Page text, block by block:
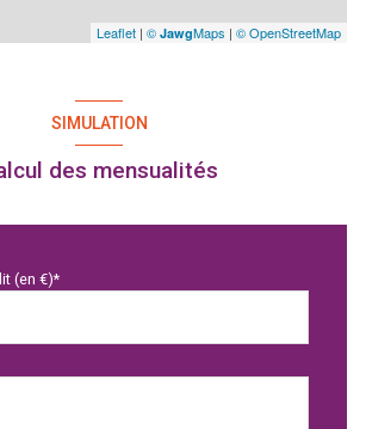
Leaflet | © JawgMaps | © OpenStreetMap
SIMULATION
des mensualités
(en €)*